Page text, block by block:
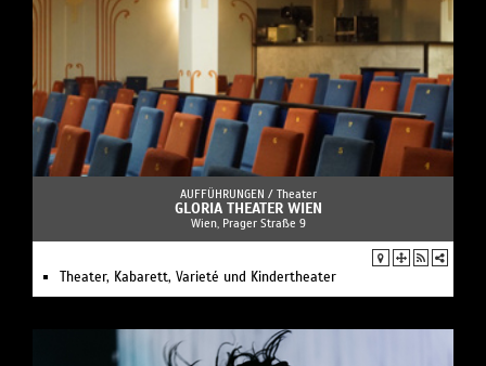
AUFFÜHRUNGEN / Theater
GLORIA THEATER WIEN
Wien, Prager Straße 9
Theater, Kabarett, Varieté und Kindertheater